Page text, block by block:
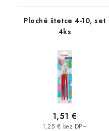
Ploché štetce 4-10, set
4ks
1,25 € bez DPH
1,51 €